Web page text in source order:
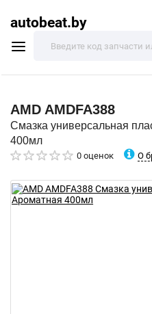
autobeat.by
AMD AMDFA388
Смазка универсальная
400мл
0 оценок О